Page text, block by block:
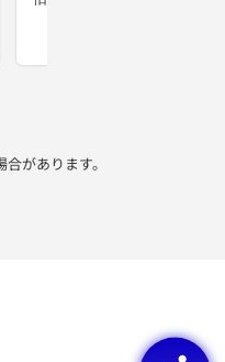
があります。